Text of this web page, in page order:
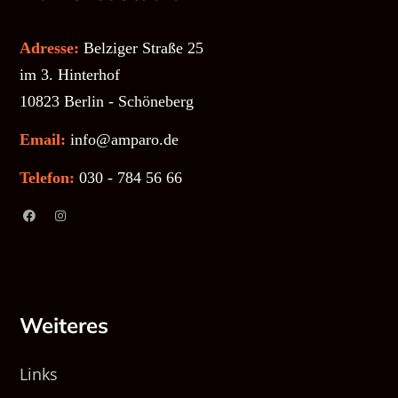
Adresse: Belziger Straße 25
im 3. Hinterhof
10823 Berlin - Schöneberg
Email: info@amparo.de
Telefon: 030 - 784 56 66
Weiteres
Links